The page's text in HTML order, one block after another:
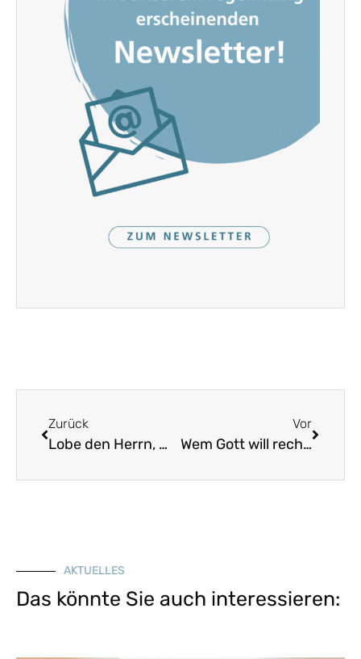
Zurück
Lobe den Herrn, meine Seele
Vor
Wem Gott will rechte Gunst erweisen
AKTUELLES
Das könnte Sie auch interessieren: